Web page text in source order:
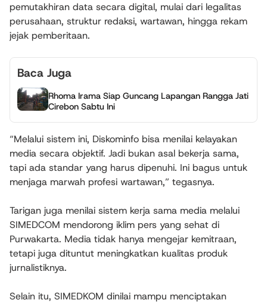
pemutakhiran data secara digital, mulai dari legalitas
perusahaan, struktur redaksi, wartawan, hingga rekam
jejak pemberitaan.
Baca Juga
Rhoma Irama Siap Guncang Lapangan Rangga Jati
Cirebon Sabtu Ini
“Melalui sistem ini, Diskominfo bisa menilai kelayakan
media secara objektif. Jadi bukan asal bekerja sama,
tapi ada standar yang harus dipenuhi. Ini bagus untuk
menjaga marwah profesi wartawan,” tegasnya.
Tarigan juga menilai sistem kerja sama media melalui
SIMEDCOM mendorong iklim pers yang sehat di
Purwakarta. Media tidak hanya mengejar kemitraan,
tetapi juga dituntut meningkatkan kualitas produk
jurnalistiknya.
Selain itu, SIMEDKOM dinilai mampu menciptakan